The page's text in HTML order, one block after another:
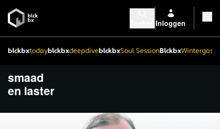
Inloggen
blckbxtodayblckbxdeepdiveblckbxSoul SessionBlckbx
smaad
en laster